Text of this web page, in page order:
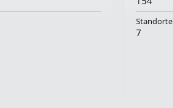
Standorte
7